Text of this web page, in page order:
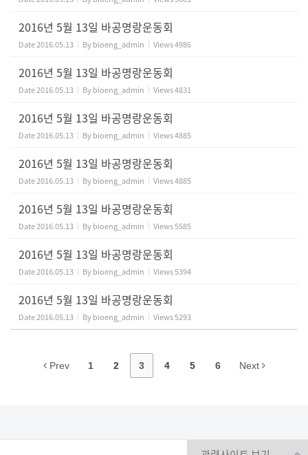
2016년 5월 13일 바공명랑운동회
Date2016.05.13 Bybioeng_admin Views4986
2016년 5월 13일 바공명랑운동회
Date2016.05.13 Bybioeng_admin Views4831
2016년 5월 13일 바공명랑운동회
Date2016.05.13 Bybioeng_admin Views4885
2016년 5월 13일 바공명랑운동회
Date2016.05.13 Bybioeng_admin Views4885
2016년 5월 13일 바공명랑운동회
Date2016.05.13 Bybioeng_admin Views5585
2016년 5월 13일 바공명랑운동회
Date2016.05.13 Bybioeng_admin Views5394
2016년 5월 13일 바공명랑운동회
Date2016.05.13 Bybioeng_admin Views5293
Prev 1 2 3 4 5 6 Next